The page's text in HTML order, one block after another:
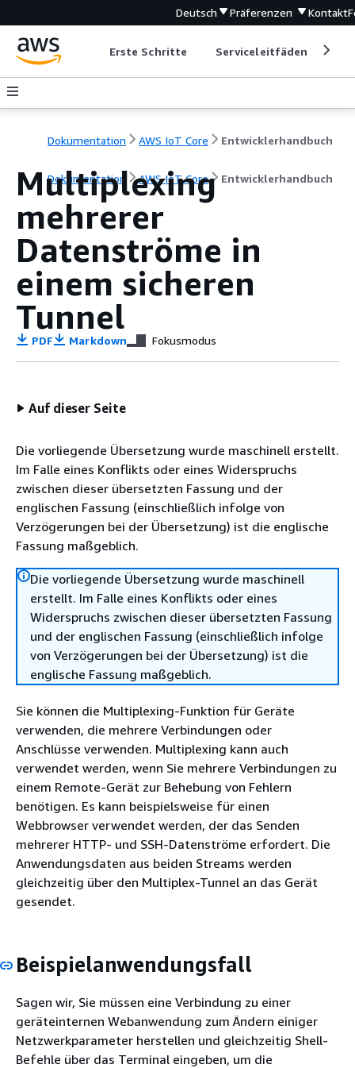
Deutsch Präferenzen Kontakt
Erste Schritte Serviceleitfäden
Dokumentation AWS IoT Core Entwicklerhandbuch
Dokumentation AWS IoT Core Entwicklerhandbuch
Multiplexing
mehrerer
Datenströme in
einem sicheren
Tunnel
PDF Markdown Fokusmodus
Auf dieser Seite
Die vorliegende Übersetzung wurde maschinell erstellt.
Im Falle eines Konflikts oder eines Widerspruchs
zwischen dieser übersetzten Fassung und der
englischen Fassung (einschließlich infolge von
Verzögerungen bei der Übersetzung) ist die englische
Fassung maßgeblich.
Die vorliegende Übersetzung wurde maschinell
erstellt. Im Falle eines Konflikts oder eines
Widerspruchs zwischen dieser übersetzten Fassung
und der englischen Fassung (einschließlich infolge
von Verzögerungen bei der Übersetzung) ist die
englische Fassung maßgeblich.
Sie können die Multiplexing-Funktion für Geräte
verwenden, die mehrere Verbindungen oder
Anschlüsse verwenden. Multiplexing kann auch
verwendet werden, wenn Sie mehrere Verbindungen zu
einem Remote-Gerät zur Behebung von Fehlern
benötigen. Es kann beispielsweise für einen
Webbrowser verwendet werden, der das Senden
mehrerer HTTP- und SSH-Datenströme erfordert. Die
Anwendungsdaten aus beiden Streams werden
gleichzeitig über den Multiplex-Tunnel an das Gerät
gesendet.
Beispielanwendungsfall
Sagen wir, Sie müssen eine Verbindung zu einer
geräteinternen Webanwendung zum Ändern einiger
Netzwerkparameter herstellen und gleichzeitig Shell-
Befehle über das Terminal eingeben, um die